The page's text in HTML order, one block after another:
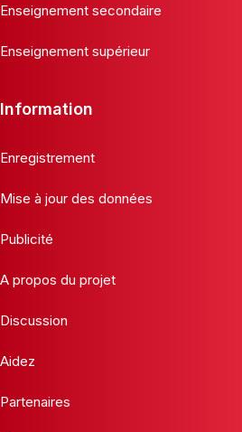
Enseignement secondaire
Enseignement supérieur
Information
Enregistrement
Mise à jour des données
Publicité
A propos du projet
Discussion
Aidez
Partenaires